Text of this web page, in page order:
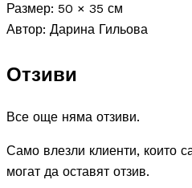
Размер: 50 × 35 см
Автор: Дарина Гильова
Отзиви
Все още няма отзиви.
Само влезли клиенти, които
могат да оставят отзив.